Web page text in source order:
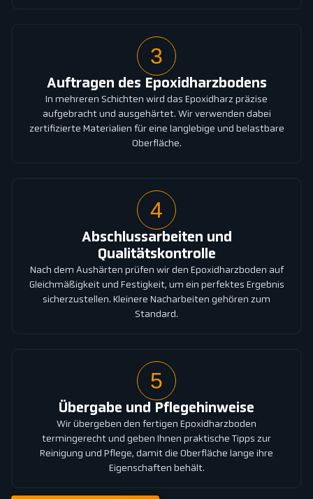
3
Auftragen des Epoxidharzbodens
In mehreren Schichten wird das Epoxidharz präzise
aufgebracht und ausgehärtet. Wir verwenden dabei
zertifizierte Materialien für eine langlebige und belastbare
Oberfläche.
4
Abschlussarbeiten und
Qualitätskontrolle
Nach dem Aushärten prüfen wir den Epoxidharzboden auf
Gleichmäßigkeit und Festigkeit, um ein perfektes Ergebnis
sicherzustellen. Kleinere Nacharbeiten gehören zum
Standard.
5
Übergabe und Pflegehinweise
Wir übergeben den fertigen Epoxidharzboden
termingerecht und geben Ihnen praktische Tipps zur
Reinigung und Pflege, damit die Oberfläche lange ihre
Eigenschaften behält.